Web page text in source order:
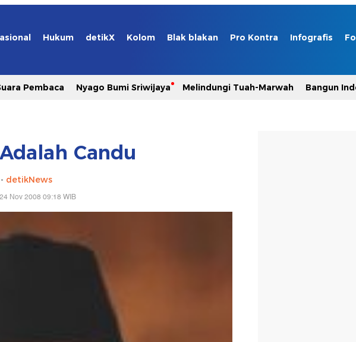
Hukum detikX Kolom Blak blakan Pro Kontra Infografis
Pembaca Nyago Bumi Sriwijaya Melindungi Tuah-Marwah Bangun
Candu
- detikNews
Nov 2008 09:18 WIB